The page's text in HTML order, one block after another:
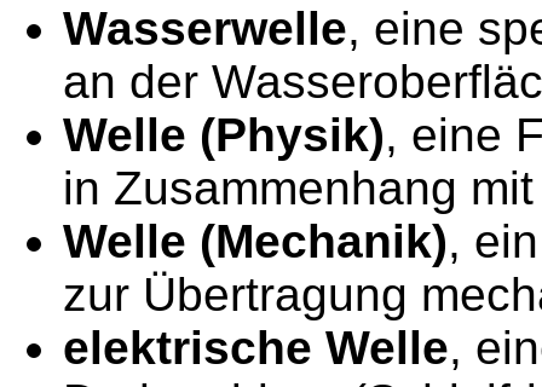
Wasserwelle, eine
an der
Welle (Physik), eine
in Zusammenhang
Welle (Mechanik),
zur Übertragung
elektrische Welle,